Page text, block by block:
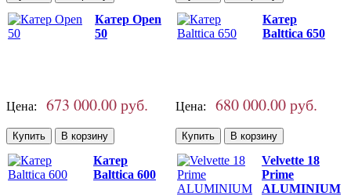
Катер Open
50
Цена: 673 000.00 руб.
Катер
Balttica 650
Цена: 680 000.00 руб.
Катер
Balttica 600
Velvette 18
Prime
ALUMINIUM